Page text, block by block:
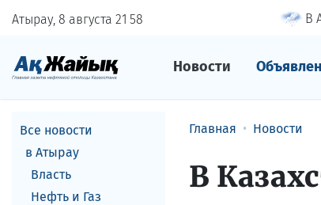
Атырау, 8 августа 21 58 В
Новости
Все новости
в Атырау
Власть
Нефть и Газ
Главная Новости
В